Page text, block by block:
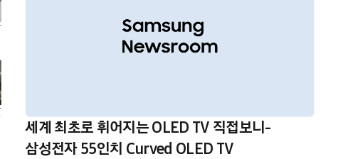
세계 최초로 휘어지는 OLED TV 직접보니-
삼성전자 55인치 Curved OLED TV